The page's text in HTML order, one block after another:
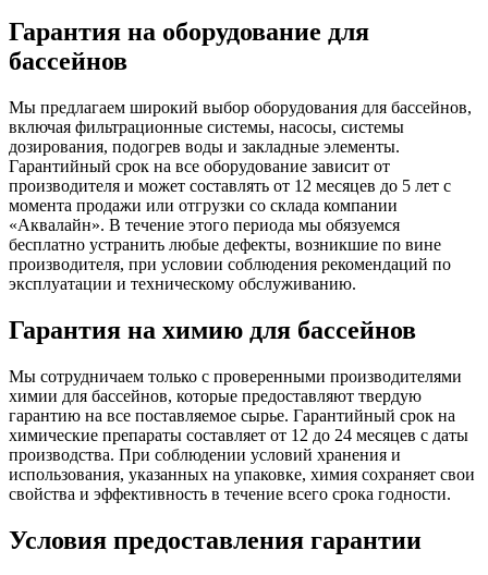
Гарантия на оборудование для
бассейнов
Мы предлагаем широкий выбор оборудования для бассейнов,
включая фильтрационные системы, насосы, системы
дозирования, подогрев воды и закладные элементы.
Гарантийный срок на все оборудование зависит от
производителя и может составлять от 12 месяцев до 5 лет с
момента продажи или отгрузки со склада компании
«Аквалайн». В течение этого периода мы обязуемся
бесплатно устранить любые дефекты, возникшие по вине
производителя, при условии соблюдения рекомендаций по
эксплуатации и техническому обслуживанию.
Гарантия на химию для бассейнов
Мы сотрудничаем только с проверенными производителями
химии для бассейнов, которые предоставляют твердую
гарантию на все поставляемое сырье. Гарантийный срок на
химические препараты составляет от 12 до 24 месяцев с даты
производства. При соблюдении условий хранения и
использования, указанных на упаковке, химия сохраняет свои
свойства и эффективность в течение всего срока годности.
Условия предоставления гарантии